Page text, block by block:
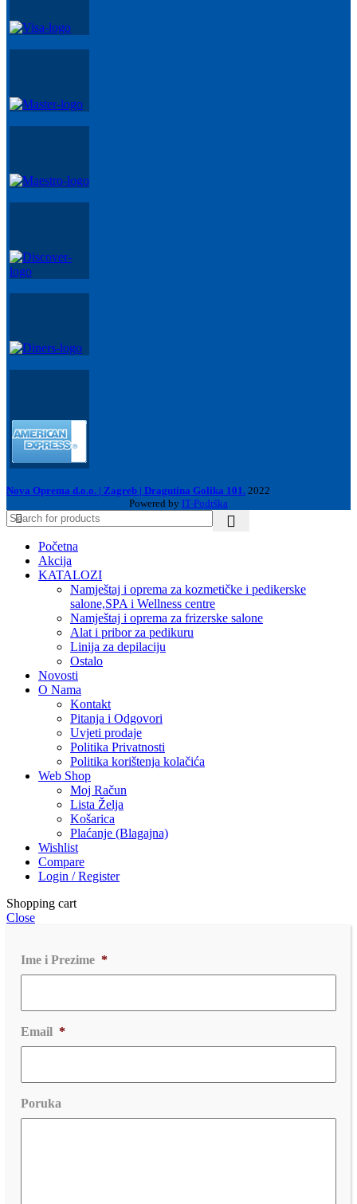
Nova Oprema d.o.o. | Zagreb | Dragutina Golika 101. 2022
Powered by IT-Podrška
Početna
Akcija
KATALOZI
Namještaj i oprema za kozmetičke i pedikerske
salone,SPA i Wellness centre
Namještaj i oprema za frizerske salone
Alat i pribor za pedikuru
Linija za depilaciju
Ostalo
Novosti
O Nama
Kontakt
Pitanja i Odgovori
Uvjeti prodaje
Politika Privatnosti
Politika korištenja kolačića
Web Shop
Moj Račun
Lista Želja
Košarica
Plaćanje (Blagajna)
Wishlist
Compare
Login / Register
Shopping cart
Close
Ime i Prezime *
Email *
Poruka